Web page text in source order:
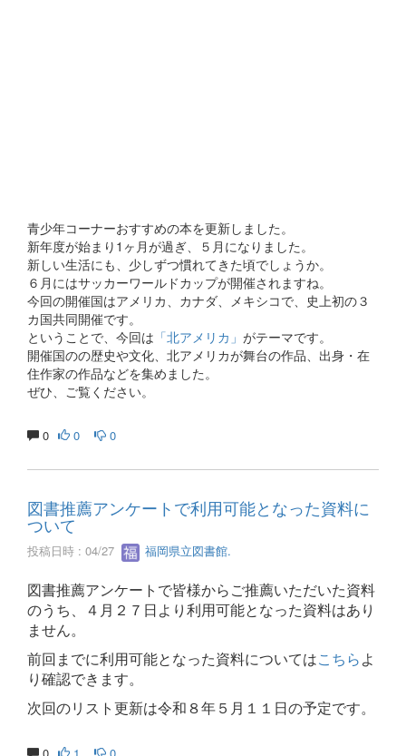
青少年コーナーおすすめの本を更新しました。
新年度が始まり1ヶ月が過ぎ、５月になりました。
新しい生活にも、少しずつ慣れてきた頃でしょうか。
６月にはサッカーワールドカップが開催されますね。
今回の開催国はアメリカ、カナダ、メキシコで、史上初の３
カ国共同開催です。
ということで、今回は 「北アメリカ」 がテーマです。
開催国のの歴史や文化、北アメリカが舞台の作品、出身・在
住作家の作品などを集めました。
ぜひ、ご覧ください。
0 0 0
図書推薦アンケートで利用可能となった資料に
ついて
投稿日時 : 04/27 福岡県立図書館.
図書推薦アンケートで皆様からご推薦いただいた資料
のうち、４月２７日より利用可能となった資料はあり
ません。
前回までに利用可能となった資料についてはこちらよ
り確認できます。
次回のリスト更新は令和８年５月１１日の予定です。